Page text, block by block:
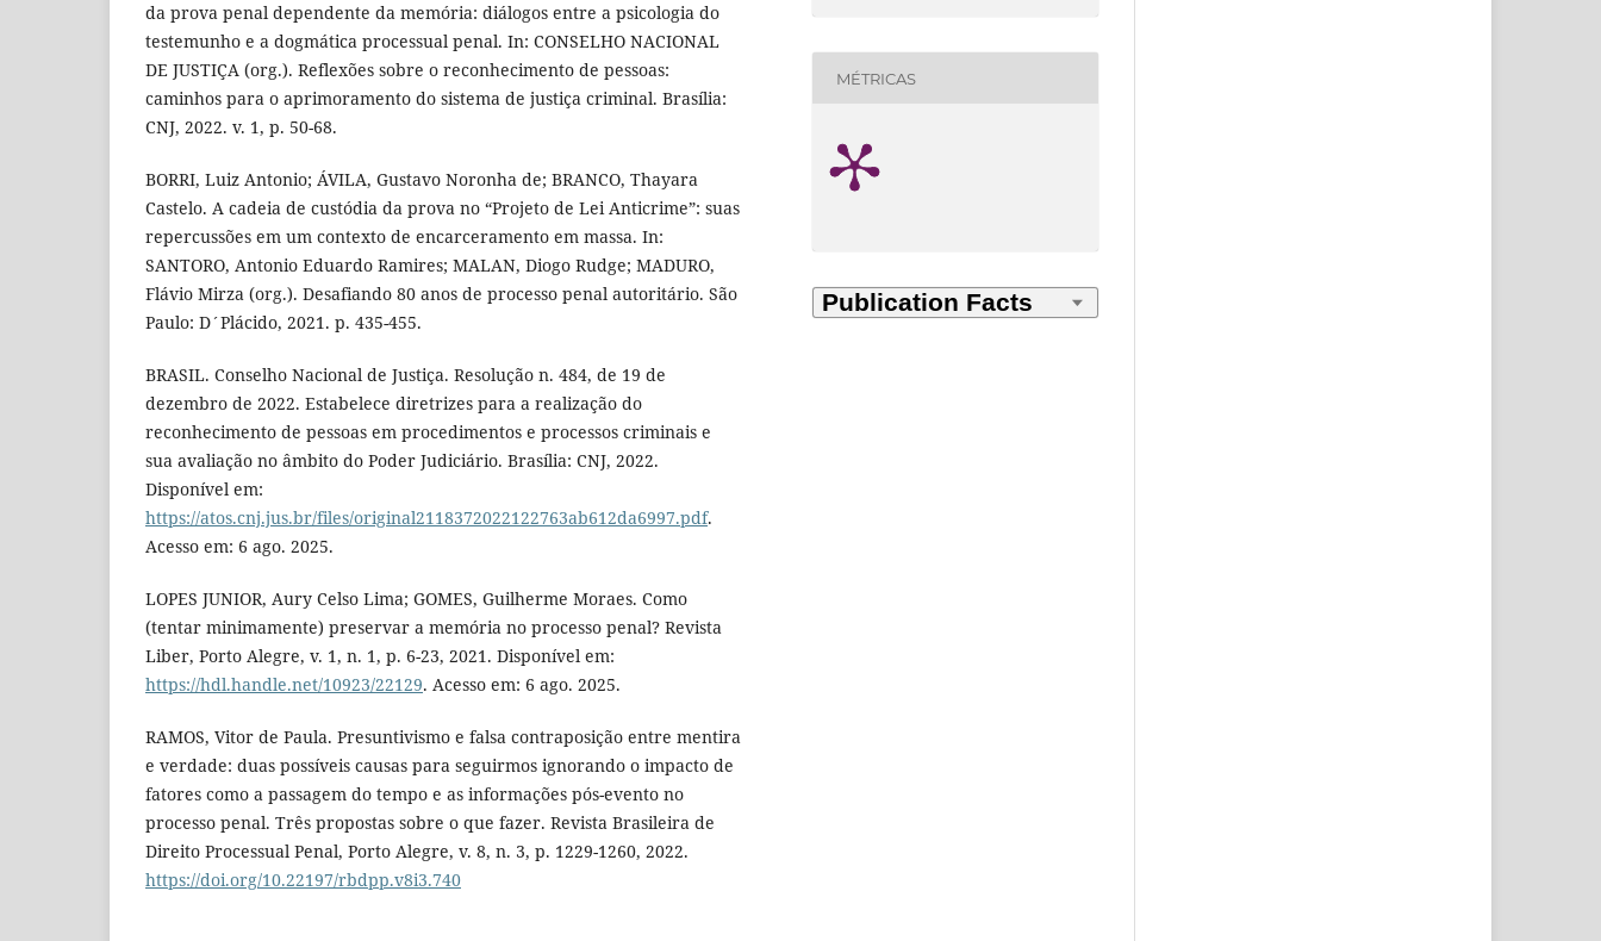
da prova penal dependente da memória: diálogos entre a psicologia do
testemunho e a dogmática processual penal. In: CONSELHO NACIONAL
DE JUSTIÇA (org.). Reflexões sobre o reconhecimento de pessoas:
caminhos para o aprimoramento do sistema de justiça criminal. Brasília:
CNJ, 2022. v. 1, p. 50-68.
BORRI, Luiz Antonio; ÁVILA, Gustavo Noronha de; BRANCO, Thayara
Castelo. A cadeia de custódia da prova no “Projeto de Lei Anticrime”: suas
repercussões em um contexto de encarceramento em massa. In:
SANTORO, Antonio Eduardo Ramires; MALAN, Diogo Rudge; MADURO,
Flávio Mirza (org.). Desafiando 80 anos de processo penal autoritário. São
Paulo: D´Plácido, 2021. p. 435-455.
BRASIL. Conselho Nacional de Justiça. Resolução n. 484, de 19 de
dezembro de 2022. Estabelece diretrizes para a realização do
reconhecimento de pessoas em procedimentos e processos criminais e
sua avaliação no âmbito do Poder Judiciário. Brasília: CNJ, 2022.
Disponível em:
https://atos.cnj.jus.br/files/original2118372022122763ab612da6997.pdf.
Acesso em: 6 ago. 2025.
LOPES JUNIOR, Aury Celso Lima; GOMES, Guilherme Moraes. Como
(tentar minimamente) preservar a memória no processo penal? Revista
Liber, Porto Alegre, v. 1, n. 1, p. 6-23, 2021. Disponível em:
https://hdl.handle.net/10923/22129. Acesso em: 6 ago. 2025.
RAMOS, Vitor de Paula. Presuntivismo e falsa contraposição entre mentira
e verdade: duas possíveis causas para seguirmos ignorando o impacto de
fatores como a passagem do tempo e as informações pós-evento no
processo penal. Três propostas sobre o que fazer. Revista Brasileira de
Direito Processual Penal, Porto Alegre, v. 8, n. 3, p. 1229-1260, 2022.
https://doi.org/10.22197/rbdpp.v8i3.740
MÉTRICAS